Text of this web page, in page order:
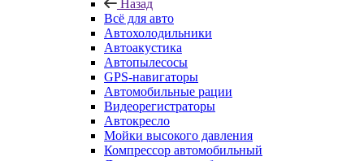
Назад
Всё для авто
Автохолодильники
Автоакустика
Автопылесосы
GPS-навигаторы
Автомобильные рации
Видеорегистраторы
Автокресло
Мойки высокого давления
Компрессор автомобильный